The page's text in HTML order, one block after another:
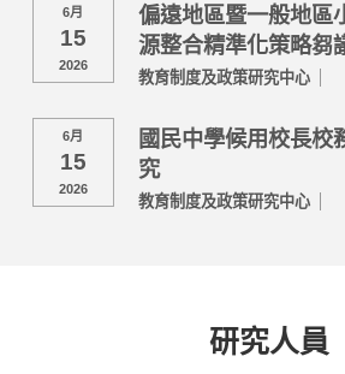
6月
15
2026
偏遠地區暨一般地區
源整合精準化策略芻
教育制度及政策研究中心
6月
15
2026
國民中學候用校長校
究
教育制度及政策研究中心
研究人員